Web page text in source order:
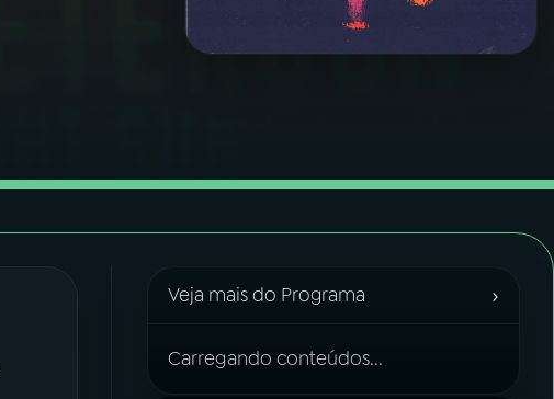
Veja mais do Programa ›
Carregando conteúdos...